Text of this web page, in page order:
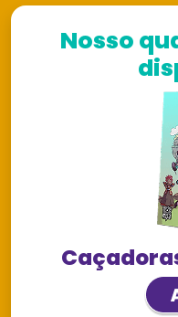
Nosso